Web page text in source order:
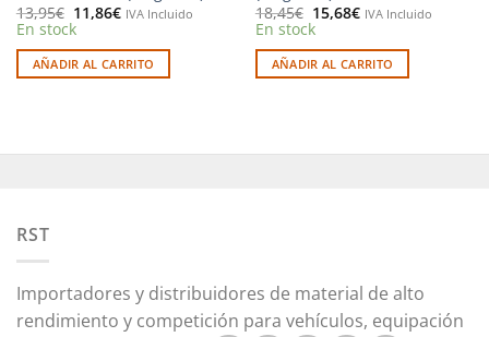
13,95€ El
precio
original
era:
13,95€.
11,86€El
es:
11,86€.
IVA Incluido
En stock
AÑADIR AL CARRITO
18,45€ El
precio
original
era:
18,45€.
15,68€El
es:
15,68€.
IVA Incluido
En stock
AÑADIR AL CARRITO
RST
Importadores y distribuidores de material de alto
rendimiento y competición para vehículos, equipación